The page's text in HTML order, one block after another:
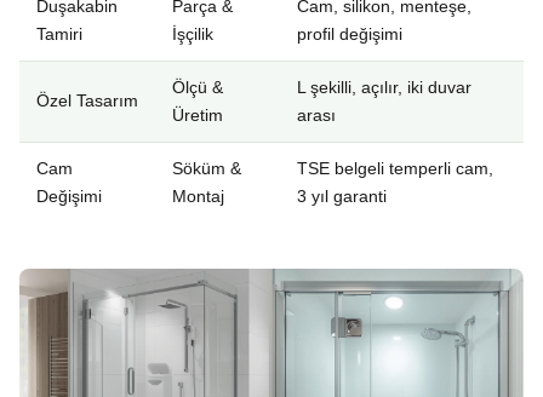
Duşakabin
Tamiri
Parça &
İşçilik
Cam, silikon, menteşe,
profil değişimi
Özel Tasarım
Ölçü &
Üretim
L şekilli, açılır, iki duvar
arası
Cam
Değişimi
Söküm &
Montaj
TSE belgeli temperli cam,
3 yıl garanti